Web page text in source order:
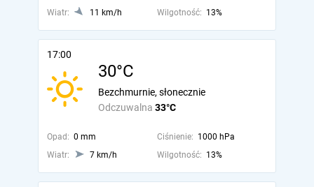
Wiatr:
11 km/h Wilgotność: 13%
17:00
30°C
Odczuwalna 33°C
Bezchmurnie, słonecznie
Opad: 0 mm Ciśnienie: 1000 hPa
Wiatr:
7 km/h Wilgotność: 13%